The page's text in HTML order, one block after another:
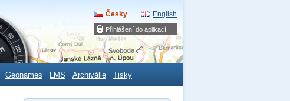
Přihlášení do aplikací
Česky English
Geonames LMS Archiválie Tisky